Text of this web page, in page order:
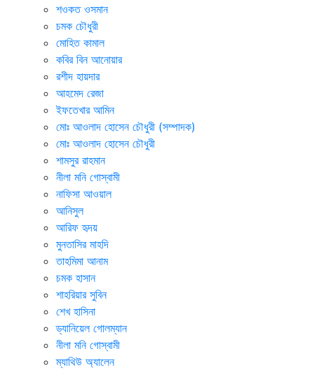
শওকত ওসমান
চমক চৌধুরী
মোহিত কামাল
কবির বিন আনোয়ার
রশীদ হায়দার
আহমেদ রেজা
ইফতেখার আমিন
মোঃ আওলাদ হোসেন চৌধুরী (সম্পাদক)
মোঃ আওলাদ হোসেন চৌধুরী
শামসুর রাহমান
নীলা মনি গোস্বামী
নাফিসা আওয়াল
আনিসুল
আরিফ হৃদয়
মুনতাসির মাহদি
তাহমিমা আনাম
চমক হাসান
শাহরিয়ার সুবিন
শেখ হাসিনা
ড্যানিয়েল গোলম্যান
নীলা মনি গোস্বামী
ম্যাথিউ অ্যালেন